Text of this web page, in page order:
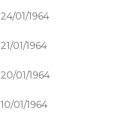
24/01/1964
21/01/1964
20/01/1964
10/01/1964